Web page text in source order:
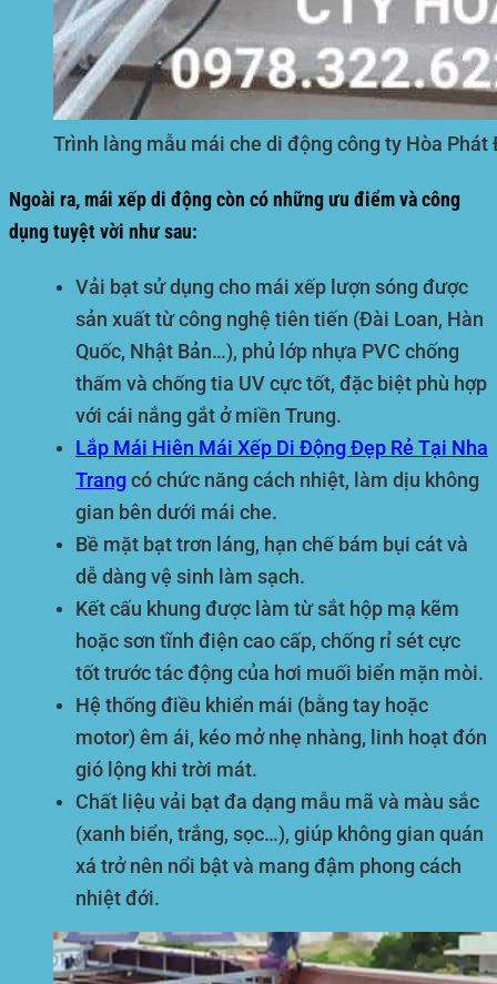
Trình làng mẫu mái che di động công ty Hòa
Ngoài ra, mái xếp di động còn có những ưu điểm và công
dụng tuyệt vời như sau:
Vải bạt sử dụng cho mái xếp lượn sóng được
sản xuất từ công nghệ tiên tiến (Đài Loan, Hàn
Quốc, Nhật Bản…), phủ lớp nhựa PVC chống
thấm và chống tia UV cực tốt, đặc biệt phù hợp
với cái nắng gắt ở miền Trung.
Lắp Mái Hiên Mái Xếp Di Động Đẹp Rẻ Tại Nha
Trang có chức năng cách nhiệt, làm dịu không
gian bên dưới mái che.
Bề mặt bạt trơn láng, hạn chế bám bụi cát và
dễ dàng vệ sinh làm sạch.
Kết cấu khung được làm từ sắt hộp mạ kẽm
hoặc sơn tĩnh điện cao cấp, chống rỉ sét cực
tốt trước tác động của hơi muối biển mặn mòi.
Hệ thống điều khiển mái (bằng tay hoặc
motor) êm ái, kéo mở nhẹ nhàng, linh hoạt đón
gió lộng khi trời mát.
Chất liệu vải bạt đa dạng mẫu mã và màu sắc
(xanh biển, trắng, sọc…), giúp không gian quán
xá trở nên nổi bật và mang đậm phong cách
nhiệt đới.